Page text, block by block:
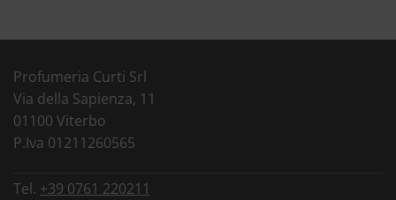
Profumeria Curti Srl
Via della Sapienza, 11
01100 Viterbo
P.Iva 01211260565
Tel. +39 0761 220211